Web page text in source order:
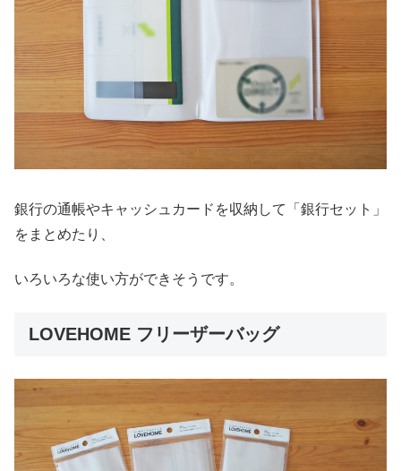
銀行の通帳やキャッシュカードを収納して「銀行セット」
をまとめたり、
いろいろな使い方ができそうです。
LOVEHOME フリーザーバッグ